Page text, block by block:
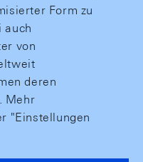
Form zu
auch
von
deren
Mehr
"Einstellungen